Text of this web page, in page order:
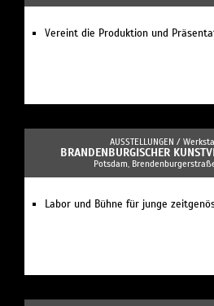
Vereint die Produktion und
AUSSTELLUNGEN /
BRANDENBURGISCHER
Potsdam,
Labor und Bühne für junge